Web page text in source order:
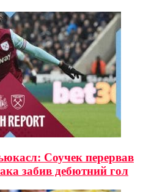
Соучек перервав
забив дебютний гол